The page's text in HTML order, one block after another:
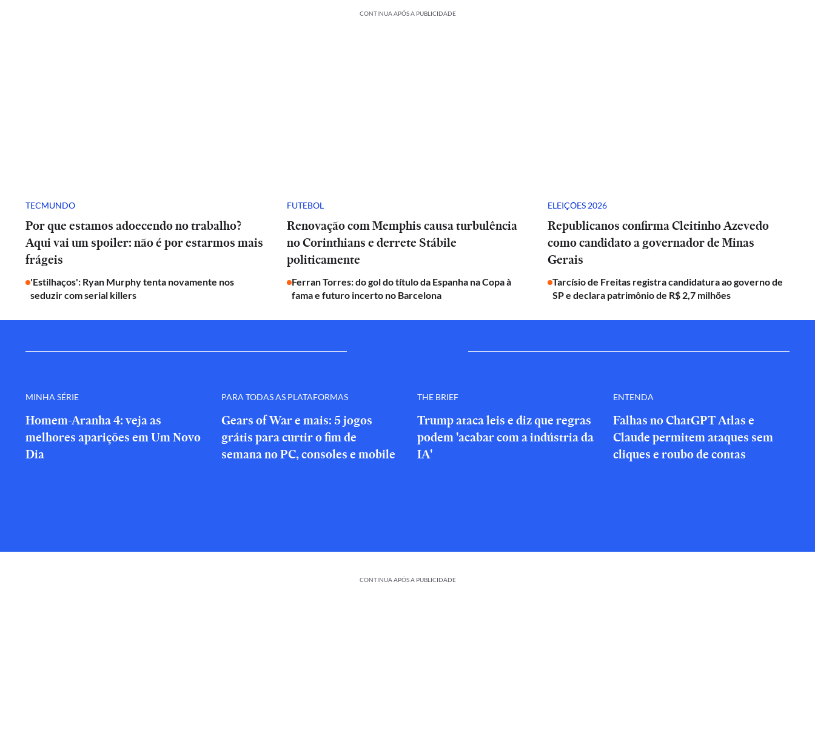
CONTINUA APÓS A PUBLICIDADE
TECMUNDO
Por que estamos adoecendo no trabalho?
Aqui vai um spoiler: não é por estarmos mais
frágeis
'Estilhaços': Ryan Murphy tenta novamente nos
seduzir com serial killers
FUTEBOL
Renovação com Memphis causa turbulência
no Corinthians e derrete Stábile
politicamente
Ferran Torres: do gol do título da Espanha na Copa à
fama e futuro incerto no Barcelona
ELEIÇÕES 2026
Republicanos confirma Cleitinho Azevedo
como candidato a governador de Minas
Gerais
Tarcísio de Freitas registra candidatura ao governo de
SP e declara patrimônio de R$ 2,7 milhões
MINHA SÉRIE
Homem-Aranha 4: veja as
melhores aparições em Um Novo
Dia
PARA TODAS AS PLATAFORMAS
Gears of War e mais: 5 jogos
grátis para curtir o fim de
semana no PC, consoles e mobile
THE BRIEF
Trump ataca leis e diz que regras
podem 'acabar com a indústria da
IA'
ENTENDA
Falhas no ChatGPT Atlas e
Claude permitem ataques sem
cliques e roubo de contas
CONTINUA APÓS A PUBLICIDADE